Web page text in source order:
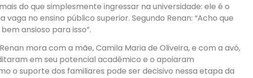
do que simplesmente ingressar na universidade: ele é o
no ensino público superior. Segundo Renan: “Acho que
ansioso para isso”.
mora com a mãe, Camila Maria de Oliveira, e com a avó,
em seu potencial acadêmico e o apoiaram
o suporte dos familiares pode ser decisivo nessa etapa da